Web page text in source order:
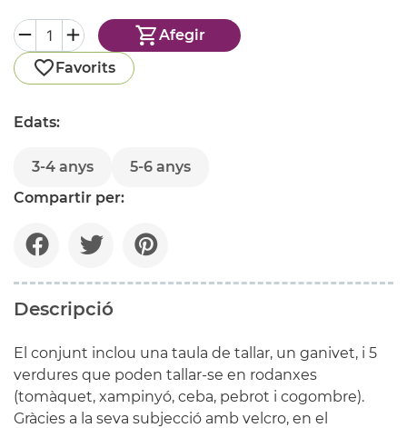
Afegir
Favorits
Edats:
3-4 anys
5-6 anys
Compartir per:
Descripció
El conjunt inclou una taula de tallar, un ganivet, i 5
verdures que poden tallar-se en rodanxes
(tomàquet, xampinyó, ceba, pebrot i cogombre).
Gràcies a la seva subjecció amb velcro, en el